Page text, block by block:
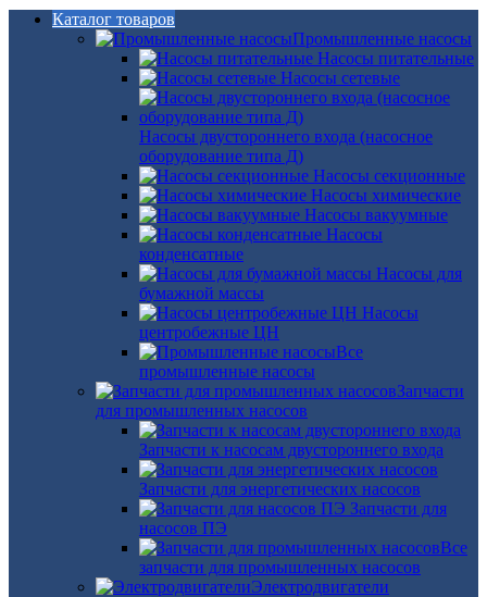
Каталог товаров
Промышленные насосы
Насосы питательные
Насосы сетевые
Насосы двустороннего входа (насосное
оборудование типа Д)
Насосы секционные
Насосы химические
Насосы вакуумные
Насосы
конденсатные
Насосы для
бумажной массы
Насосы
центробежные ЦН
Все
промышленные насосы
Запчасти
для промышленных насосов
Запчасти к насосам двустороннего входа
Запчасти для энергетических насосов
Запчасти для
насосов ПЭ
Все
запчасти для промышленных насосов
Электродвигатели